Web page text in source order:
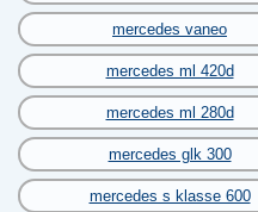
mercedes vaneo
mercedes ml 420d
mercedes ml 280d
mercedes glk 300
mercedes s klasse 600